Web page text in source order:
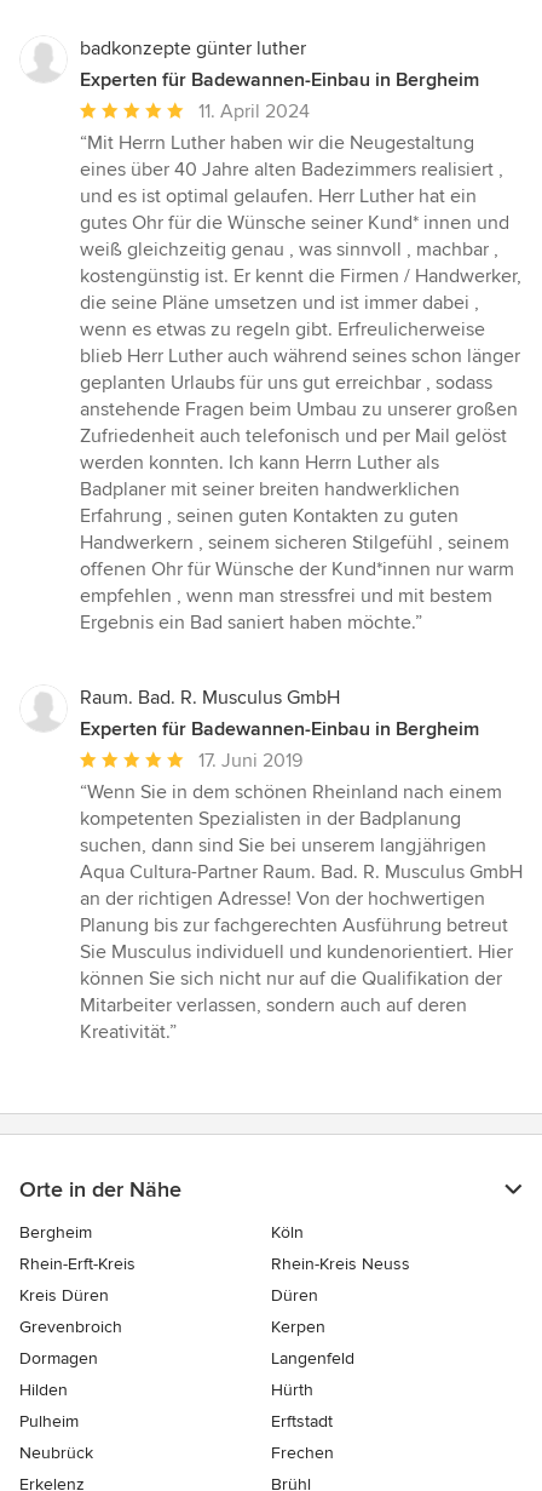
badkonzepte günter luther
Experten für Badewannen-Einbau in Bergheim
Durchschnittliche
Bewertung:
5
von
5
Sternen
11. April 2024
“Mit Herrn Luther haben wir die Neugestaltung
eines über 40 Jahre alten Badezimmers realisiert ,
und es ist optimal gelaufen. Herr Luther hat ein
gutes Ohr für die Wünsche seiner Kund* innen und
weiß gleichzeitig genau , was sinnvoll , machbar ,
kostengünstig ist. Er kennt die Firmen / Handwerker,
die seine Pläne umsetzen und ist immer dabei ,
wenn es etwas zu regeln gibt. Erfreulicherweise
blieb Herr Luther auch während seines schon länger
geplanten Urlaubs für uns gut erreichbar , sodass
anstehende Fragen beim Umbau zu unserer großen
Zufriedenheit auch telefonisch und per Mail gelöst
werden konnten. Ich kann Herrn Luther als
Badplaner mit seiner breiten handwerklichen
Erfahrung , seinen guten Kontakten zu guten
Handwerkern , seinem sicheren Stilgefühl , seinem
offenen Ohr für Wünsche der Kund*innen nur warm
empfehlen , wenn man stressfrei und mit bestem
Ergebnis ein Bad saniert haben möchte.”
Raum. Bad. R. Musculus GmbH
Experten für Badewannen-Einbau in Bergheim
Durchschnittliche
Bewertung:
5
von
5
Sternen
17. Juni 2019
“Wenn Sie in dem schönen Rheinland nach einem
kompetenten Spezialisten in der Badplanung
suchen, dann sind Sie bei unserem langjährigen
Aqua Cultura-Partner Raum. Bad. R. Musculus GmbH
an der richtigen Adresse! Von der hochwertigen
Planung bis zur fachgerechten Ausführung betreut
Sie Musculus individuell und kundenorientiert. Hier
können Sie sich nicht nur auf die Qualifikation der
Mitarbeiter verlassen, sondern auch auf deren
Kreativität.”
Orte in der Nähe
Bergheim
Köln
Rhein-Erft-Kreis
Rhein-Kreis Neuss
Kreis Düren
Düren
Grevenbroich
Kerpen
Dormagen
Langenfeld
Hilden
Hürth
Pulheim
Erftstadt
Neubrück
Frechen
Erkelenz
Brühl